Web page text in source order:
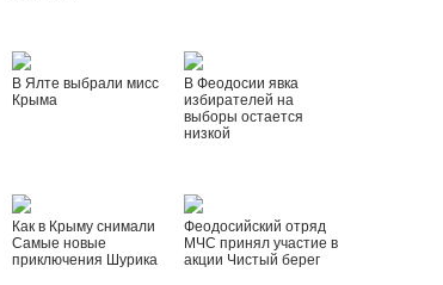
В Ялте выбрали мисс
Крыма
В Феодосии явка
избирателей на
выборы остается
низкой
Как в Крыму снимали
Самые новые
приключения Шурика
Феодосийский отряд
МЧС принял участие в
акции Чистый берег